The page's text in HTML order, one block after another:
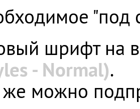
"под
шрифт на
- Normal).
можно